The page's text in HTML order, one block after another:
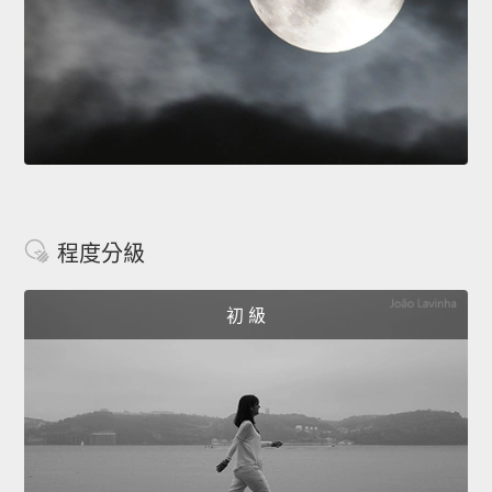
程度分級
初 級